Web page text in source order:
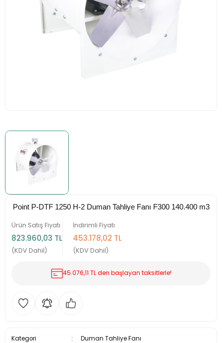
Point P-DTF 1250 H-2 Duman Tahliye Fanı F300 140.400 m3
İndirimli Fiyatı
453.178,02 TL
(KDV Dahil)
Ürün Satış Fiyatı
823.960,03 TL
(KDV Dahil)
45.076,11 TL den başlayan taksitlerle!
Kategori Duman Tahliye Fanı
Banyo Havalandırma
Fanı
Hücreli Aspiratör
Elektrostatik Filtreli
Havalandırma
Salyangoz Fan